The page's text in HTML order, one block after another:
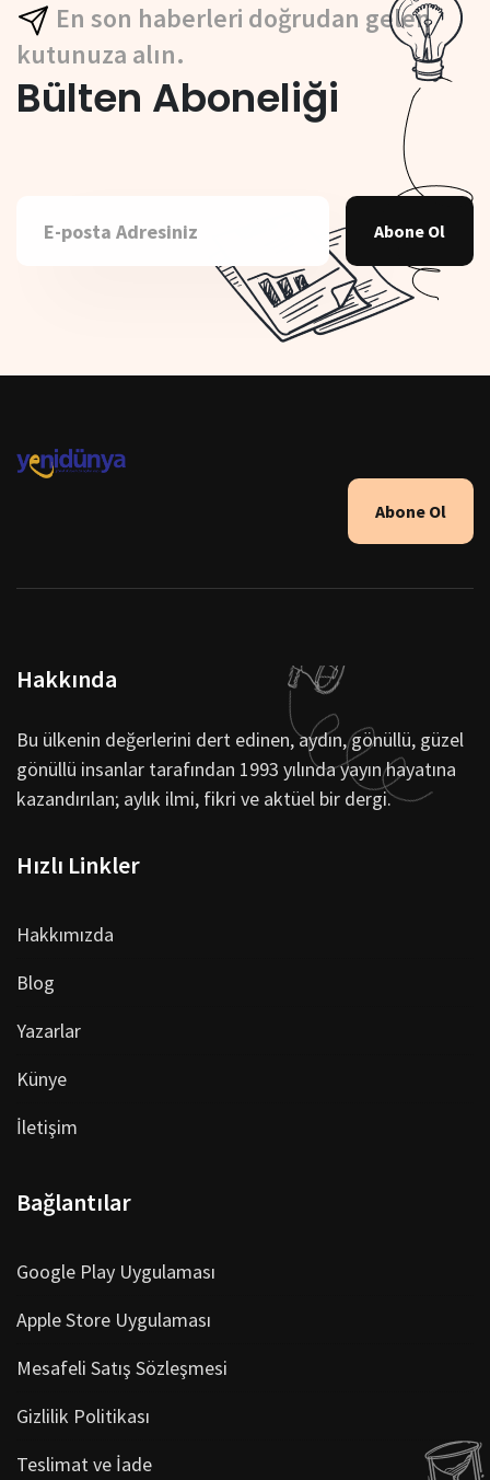
En son haberleri doğrudan gelen
kutunuza alın.
Bülten Aboneliği
Abone Ol
Abone Ol
Hakkında
Bu ülkenin değerlerini dert edinen, aydın, gönüllü, güzel
gönüllü insanlar tarafından 1993 yılında yayın hayatına
kazandırılan; aylık ilmi, fikri ve aktüel bir dergi.
Hızlı Linkler
Hakkımızda
Blog
Yazarlar
Künye
İletişim
Bağlantılar
Google Play Uygulaması
Apple Store Uygulaması
Mesafeli Satış Sözleşmesi
Gizlilik Politikası
Teslimat ve İade